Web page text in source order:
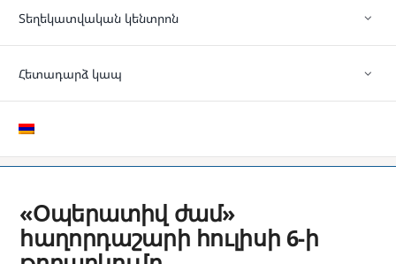
Տեղեկատվական կենտրոն
Հետադարձ կապ
«Օպերատիվ ժամ»
հաղորդաշարի հուլիսի 6-ի